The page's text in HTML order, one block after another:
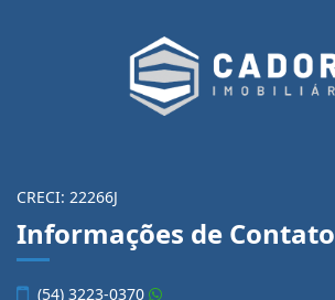
CRECI: 22266J
Informações de Contato
(54) 3223-0370